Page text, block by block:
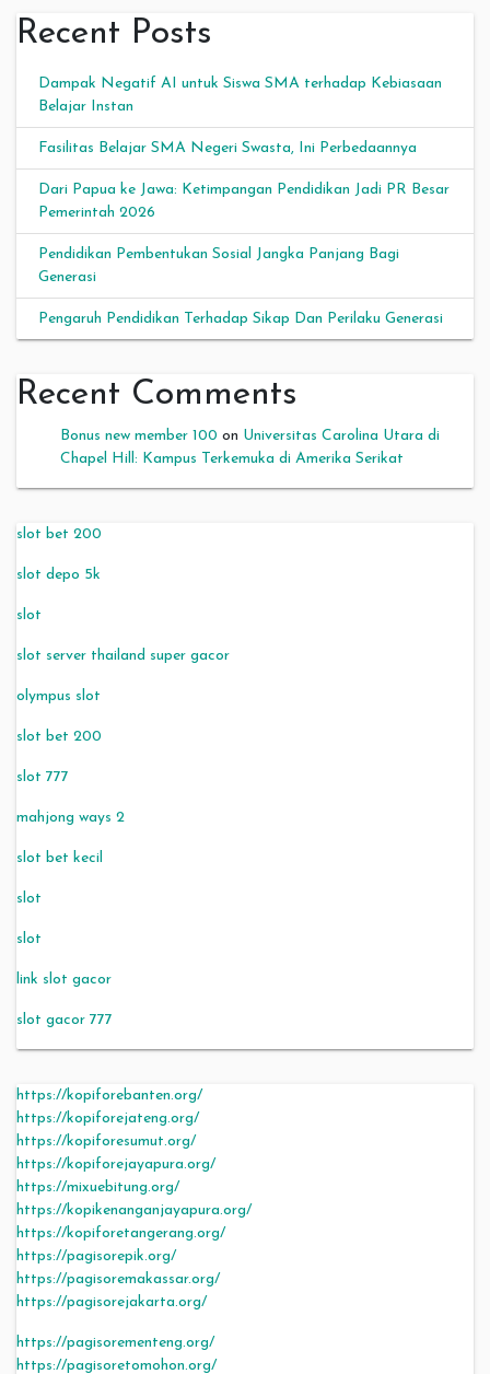
Recent Posts
Dampak Negatif AI untuk Siswa SMA terhadap Kebiasaan
Belajar Instan
Fasilitas Belajar SMA Negeri Swasta, Ini Perbedaannya
Dari Papua ke Jawa: Ketimpangan Pendidikan Jadi PR Besar
Pemerintah 2026
Pendidikan Pembentukan Sosial Jangka Panjang Bagi
Generasi
Pengaruh Pendidikan Terhadap Sikap Dan Perilaku Generasi
Recent Comments
Bonus new member 100 on Universitas Carolina Utara di
Chapel Hill: Kampus Terkemuka di Amerika Serikat
slot bet 200
slot depo 5k
slot
slot server thailand super gacor
olympus slot
slot bet 200
slot 777
mahjong ways 2
slot bet kecil
slot
slot
link slot gacor
slot gacor 777
https://kopiforebanten.org/
https://kopiforejateng.org/
https://kopiforesumut.org/
https://kopiforejayapura.org/
https://mixuebitung.org/
https://kopikenanganjayapura.org/
https://kopiforetangerang.org/
https://pagisorepik.org/
https://pagisoremakassar.org/
https://pagisorejakarta.org/
https://pagisorementeng.org/
https://pagisoretomohon.org/